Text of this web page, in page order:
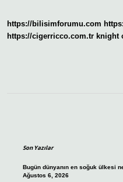
https://bilisimforumu.com
https://cigerricco.com.tr knight
Son Yazılar
Bugün dünyanın en soğuk ülkesi
Ağustos 6, 2026